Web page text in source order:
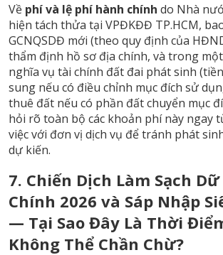
Về phí và lệ phí hành chính do Nhà
hiện tách thửa tại VPĐKĐĐ TP.HCM,
GCNQSDĐ mới (theo quy định của
thẩm định hồ sơ địa chính, và trong
nghĩa vụ tài chính đất đai phát sinh
sung nếu có điều chỉnh mục đích sử
thuê đất nếu có phần đất chuyển mục
hỏi rõ toàn bộ các khoản phí này ngay
việc với đơn vị dịch vụ để tránh phát
dự kiến.
7. Chiến Dịch Làm Sạch
Chính 2026 và Sáp Nhập
— Tại Sao Đây Là Thời
Không Thể Chần Chừ?